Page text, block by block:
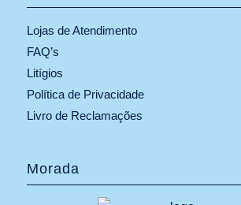
Lojas de Atendimento
FAQ’s
Litígios
Política de Privacidade
Livro de Reclamações
Morada